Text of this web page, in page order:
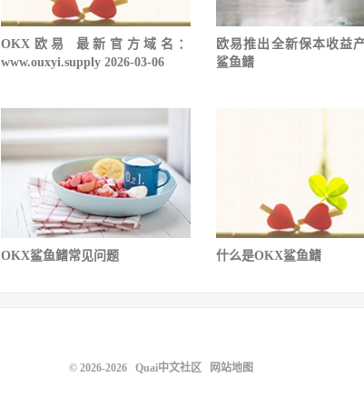
OKX欧易 最新官方域名：
www.ouxyi.supply 2026-03-06
欧易推出全新保本收
鲨鱼鳍
OKX鲨鱼鳍常见问题 什么是OKX鲨鱼鳍
© 2026-2026 Quai中文社区 网站地图